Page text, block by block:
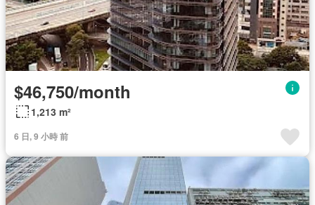
$46,750/month
1,213 m²
6 日, 9 小時 前